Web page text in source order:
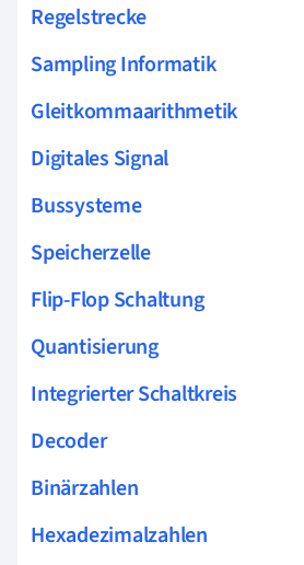
Regelstrecke
Sampling Informatik
Gleitkommaarithmetik
Digitales Signal
Bussysteme
Speicherzelle
Flip-Flop Schaltung
Quantisierung
Integrierter Schaltkreis
Decoder
Binärzahlen
Hexadezimalzahlen